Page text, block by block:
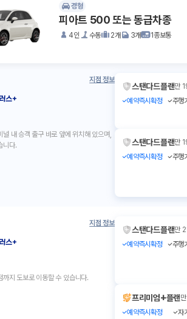
경형
피아트 500 또는 동급차종
4인 수동 2개 3개
1종보통
지점 정보
스+
내 승객 출구 바로 앞에 위치해 있으며,
니다.
스탠다드플랜만
예약즉시확정
주행
스탠다드플랜만
예약즉시확정
주행
지점 정보
스+
까지 도보로 이동할 수 있습니다.
스탠다드플랜만
예약즉시확정
주행
프리미엄+플랜
예약즉시확정
자